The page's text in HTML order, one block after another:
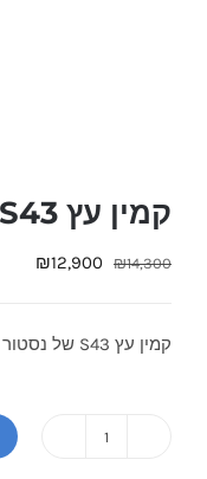
קמין עץ S43
₪14,300
המחיר ₪12,900
קמין עץ S43 של נסטור מרטין (Nestor Martin) הבלגית